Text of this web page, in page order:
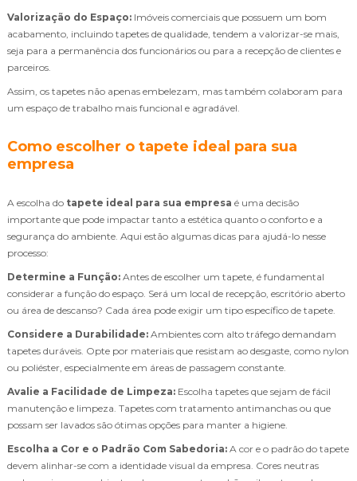
Valorização do Espaço: Imóveis comerciais que possuem um bom
acabamento, incluindo tapetes de qualidade, tendem a valorizar-se mais,
seja para a permanência dos funcionários ou para a recepção de clientes e
parceiros.
Assim, os tapetes não apenas embelezam, mas também colaboram para
um espaço de trabalho mais funcional e agradável.
Como escolher o tapete ideal para sua
empresa
A escolha do tapete ideal para sua empresa é uma decisão
importante que pode impactar tanto a estética quanto o conforto e a
segurança do ambiente. Aqui estão algumas dicas para ajudá-lo nesse
processo:
Determine a Função: Antes de escolher um tapete, é fundamental
considerar a função do espaço. Será um local de recepção, escritório aberto
ou área de descanso? Cada área pode exigir um tipo específico de tapete.
Considere a Durabilidade: Ambientes com alto tráfego demandam
tapetes duráveis. Opte por materiais que resistam ao desgaste, como nylon
ou poliéster, especialmente em áreas de passagem constante.
Avalie a Facilidade de Limpeza: Escolha tapetes que sejam de fácil
manutenção e limpeza. Tapetes com tratamento antimanchas ou que
possam ser lavados são ótimas opções para manter a higiene.
Escolha a Cor e o Padrão Com Sabedoria: A cor e o padrão do tapete
devem alinhar-se com a identidade visual da empresa. Cores neutras